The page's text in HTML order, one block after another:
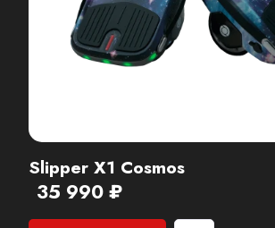
Slipper X1 Cosmos
35 990 ₽